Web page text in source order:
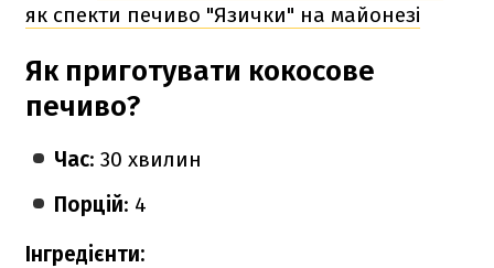
як спекти печиво "Язички" на майонезі
Як приготувати кокосове
печиво?
Час: 30 хвилин
Порцій: 4
Інгредієнти: